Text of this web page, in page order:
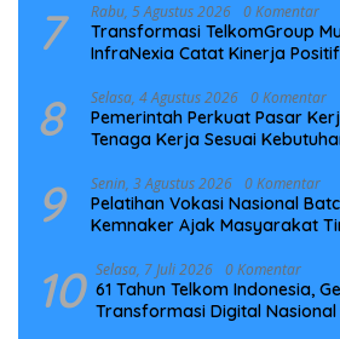
7 Rabu, 5 Agustus 2026 0 Komentar
Transformasi TelkomGroup
InfraNexia Catat Kinerja
8 Selasa, 4 Agustus 2026 0 Komentar
Pemerintah Perkuat Pasar
Tenaga Kerja Sesuai
9 Senin, 3 Agustus 2026 0 Komentar
Pelatihan Vokasi Nasional
Kemnaker Ajak Masyarakat
10 Selasa, 7 Juli 2026 0 Komentar
61 Tahun Telkom Indonesia,
Transformasi Digital Nasional